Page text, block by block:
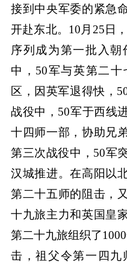
接到中央军委的紧急
开赴东北。10月25日
序列成为第一批入
中，50军与英第二
区，因英军退得快，
战役中，50军于西线
十四师一部，协助兄
第三次战役中，50军
汉城推进。在高阳以
第二十五师的阻击，
十九旅主力和英国皇
第二十九旅组织了
击，祖父令第一四九